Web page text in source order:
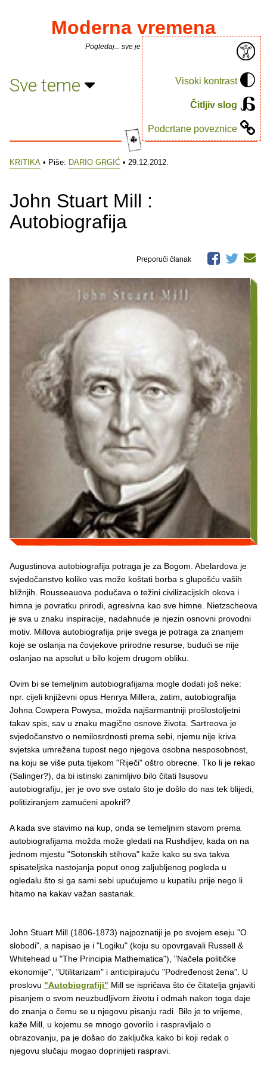
Visoki kontrast
Čitljiv slog
Podcrtane poveznice
Moderna vremena
Pogledaj... sve je puno knjiga.
Sve teme
KRITIKA • Piše: DARIO GRGIĆ • 29.12.2012.
John Stuart Mill :
Autobiografija
Preporuči članak
Augustinova autobiografija potraga je za Bogom. Abelardova je
svjedočanstvo koliko vas može koštati borba s glupošću vaših
bližnjih. Rousseauova podučava o težini civilizacijskih okova i
himna je povratku prirodi, agresivna kao sve himne. Nietzscheova
je sva u znaku inspiracije, nadahnuće je njezin osnovni provodni
motiv. Millova autobiografija prije svega je potraga za znanjem
koje se oslanja na čovjekove prirodne resurse, budući se nije
oslanjao na apsolut u bilo kojem drugom obliku.
Ovim bi se temeljnim autobiografijama mogle dodati još neke:
npr. cijeli književni opus Henrya Millera, zatim, autobiografija
Johna Cowpera Powysa, možda najšarmantniji prošlostoljetni
takav spis, sav u znaku magične osnove života. Sartreova je
svjedočanstvo o nemilosrdnosti prema sebi, njemu nije kriva
svjetska umrežena tupost nego njegova osobna nesposobnost,
na koju se više puta tijekom "Riječi" oštro obrecne. Tko li je rekao
(Salinger?), da bi istinski zanimljivo bilo čitati Isusovu
autobiografiju, jer je ovo sve ostalo što je došlo do nas tek blijedi,
politiziranjem zamućeni apokrif?
A kada sve stavimo na kup, onda se temeljnim stavom prema
autobiografijama možda može gledati na Rushdijev, kada on na
jednom mjestu "Sotonskih stihova" kaže kako su sva takva
spisateljska nastojanja poput onog zaljubljenog pogleda u
ogledalu što si ga sami sebi upućujemo u kupatilu prije nego li
hitamo na kakav važan sastanak.
John Stuart Mill (1806-1873) najpoznatiji je po svojem eseju "O
slobodi", a napisao je i "Logiku" (koju su opovrgavali Russell &
Whitehead u "The Principia Mathematica"), "Načela političke
ekonomije", "Utilitarizam" i anticipirajuću "Podređenost žena". U
proslovu "Autobiografiji" Mill se ispričava što će čitatelja gnjaviti
pisanjem o svom neuzbudljivom životu i odmah nakon toga daje
do znanja o čemu se u njegovu pisanju radi. Bilo je to vrijeme,
kaže Mill, u kojemu se mnogo govorilo i raspravljalo o
obrazovanju, pa je došao do zaključka kako bi koji redak o
njegovu slučaju mogao doprinijeti raspravi.